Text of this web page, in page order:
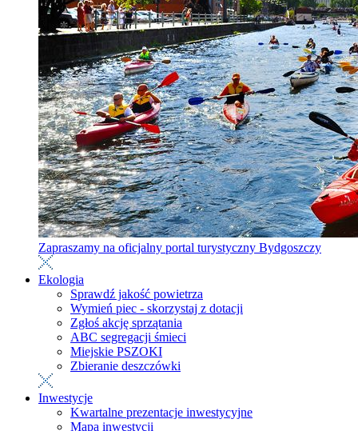
Zapraszamy na oficjalny portal turystyczny Bydgoszczy
Ekologia
Sprawdź jakość powietrza
Wymień piec - skorzystaj z dotacji
Zgłoś akcję sprzątania
ABC segregacji śmieci
Miejskie PSZOKI
Zbieranie deszczówki
Inwestycje
Kwartalne prezentacje inwestycyjne
Mapa inwestycji